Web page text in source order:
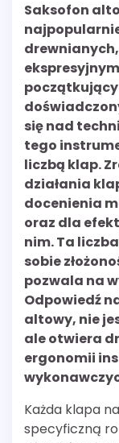
Saksofon
się nad
tego
liczbą klap.
działania
docenienia
oraz dla
nim. Ta
sobie
pozwala na
Odpowiedź
altowy, nie
ale otwiera
ergonomii
Każda klapa
specyficzną